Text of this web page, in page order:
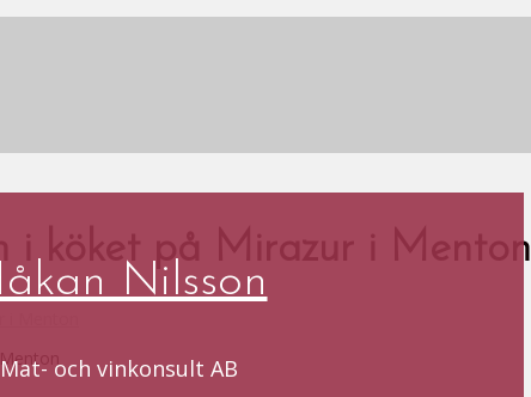
Nilsson
Mat- och vinkonsult AB
i köket på Mirazur i Menton